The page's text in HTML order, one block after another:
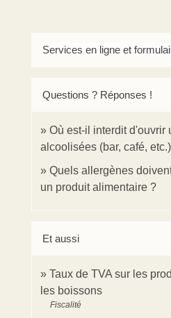
Services en ligne et
Questions ? Réponses !
Où est-il interdit d'ouvrir
alcoolisées (bar, café,
Quels allergènes
un produit alimentaire ?
Et aussi
Taux de TVA sur les
les boissons
Fiscalité